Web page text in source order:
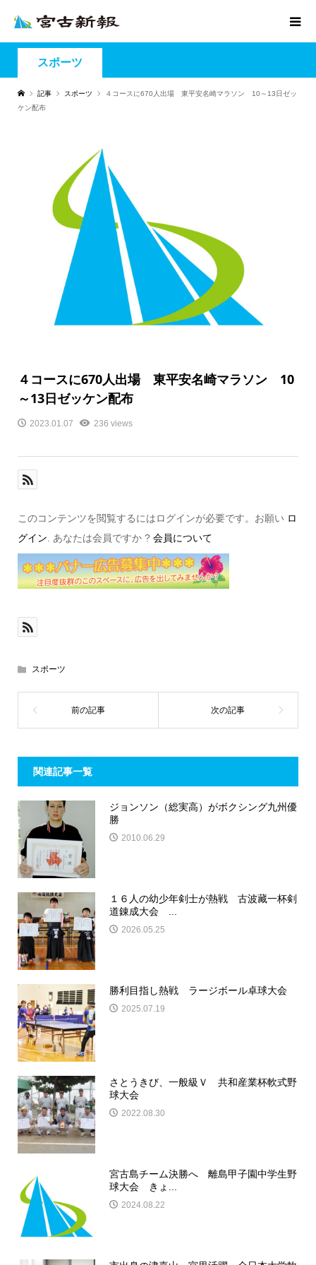
スポーツ
記事 スポーツ
４コースに670人出場 東平安名崎マラソン 10～13日ゼッ
ケン配布
４コースに670人出場 東平安名崎マラソン 10
～13日ゼッケン配布
2023.01.07 236 views
このコンテンツを閲覧するにはログインが必要です。お願い ロ
グイン . あなたは会員ですか ? 会員について
スポーツ
関連記事一覧
ジョンソン（総実高）がボクシング九州優
勝
2010.06.29
１６人の幼少年剣士が熱戦 古波藏一杯剣
道錬成大会 ...
2026.05.25
勝利目指し熱戦 ラージボール卓球大会
2025.07.19
さとうきび、一般級Ｖ 共和産業杯軟式野
球大会
2022.08.30
宮古島チーム決勝へ 離島甲子園中学生野
球大会 きょ...
2024.08.22